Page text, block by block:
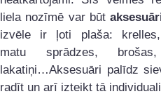
liela nozīmē var būt
izvēle ir ļoti plaša:
matu sprādzes,
lakatiņi…Aksesuāri palīdz
radīt un arī izteikt tā